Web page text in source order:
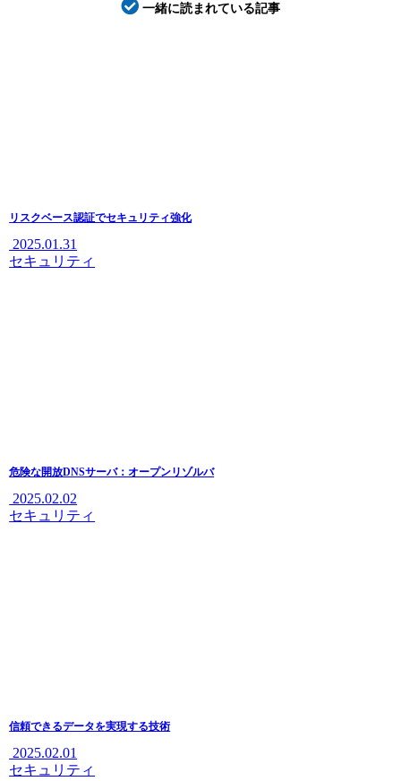
一緒に読まれている記事
リスクベース認証でセキュリティ強化
2025.01.31
セキュリティ
危険な開放DNSサーバ：オープンリゾルバ
2025.02.02
セキュリティ
信頼できるデータを実現する技術
2025.02.01
セキュリティ